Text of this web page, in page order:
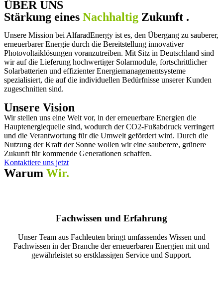
ÜBER UNS
Stärkung eines Nachhaltig Zukunft .
Unsere Mission bei AlfaradEnergy ist es, den Übergang zu sauberer,
erneuerbarer Energie durch die Bereitstellung innovativer
Photovoltaiklösungen voranzutreiben. Mit Sitz in Deutschland sind
wir auf die Lieferung hochwertiger Solarmodule, fortschrittlicher
Solarbatterien und effizienter Energiemanagementsysteme
spezialisiert, die auf die individuellen Bedürfnisse unserer Kunden
zugeschnitten sind.
Unsere Vision
Wir stellen uns eine Welt vor, in der erneuerbare Energien die
Hauptenergiequelle sind, wodurch der CO2-Fußabdruck verringert
und die Verantwortung für die Umwelt gefördert wird. Durch die
Nutzung der Kraft der Sonne wollen wir eine sauberere, grünere
Zukunft für kommende Generationen schaffen.
Kontaktiere uns jetzt
Warum Wir.
Fachwissen und Erfahrung
Unser Team aus Fachleuten bringt umfassendes Wissen und
Fachwissen in der Branche der erneuerbaren Energien mit und
gewährleistet so erstklassigen Service und Support.